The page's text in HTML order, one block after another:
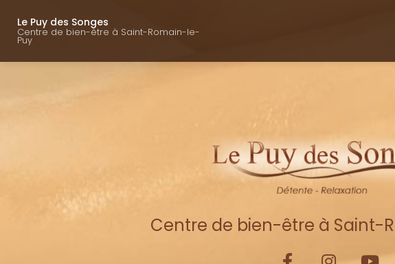
contenu
Le Puy des Songes
Centre de bien-être à Saint-Romain-le-
Puy
Centre de bien-être à Saint-